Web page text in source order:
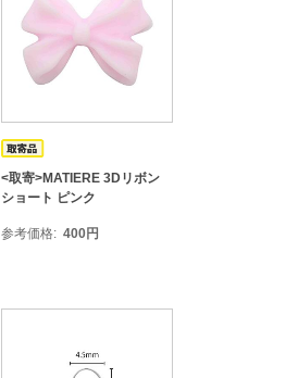
<取寄>MATIERE 3Dリボン
ショート ピンク
参考価格 400円